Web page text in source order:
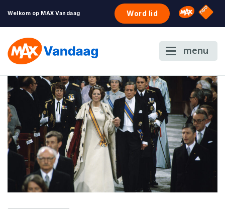
Welkom op MAX Vandaag Word lid Omroep
NPO
menu